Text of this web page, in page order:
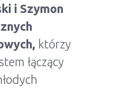
i Szymon
którzy
łączący